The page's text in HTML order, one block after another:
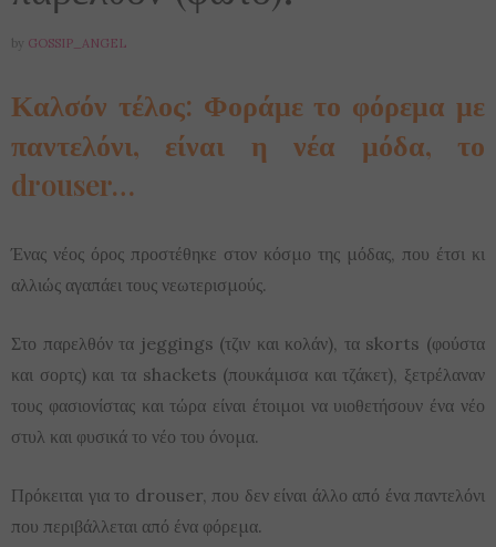
by GOSSIP_ANGEL
Καλσόν τέλος: Φοράμε το φόρεμα με
παντελόνι, είναι η νέα μόδα, το
drouser…
Ένας νέος όρος προστέθηκε στον κόσμο της μόδας, που έτσι κι
αλλιώς αγαπάει τους νεωτερισμούς.
Στο παρελθόν τα jeggings (τζιν και κολάν), τα skorts (φούστα
και σορτς) και τα shackets (πουκάμισα και τζάκετ), ξετρέλαναν
τους φασιονίστας και τώρα είναι έτοιμοι να υιοθετήσουν ένα νέο
στυλ και φυσικά το νέο του όνομα.
Πρόκειται για το drouser, που δεν είναι άλλο από ένα παντελόνι
που περιβάλλεται από ένα φόρεμα.